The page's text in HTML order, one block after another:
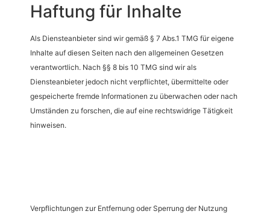
Haftung für Inhalte
Als Diensteanbieter sind wir gemäß § 7 Abs.1 TMG für eigene
Inhalte auf diesen Seiten nach den allgemeinen Gesetzen
verantwortlich. Nach §§ 8 bis 10 TMG sind wir als
Diensteanbieter jedoch nicht verpflichtet, übermittelte oder
gespeicherte fremde Informationen zu überwachen oder nach
Umständen zu forschen, die auf eine rechtswidrige Tätigkeit
hinweisen.
Verpflichtungen zur Entfernung oder Sperrung der Nutzung